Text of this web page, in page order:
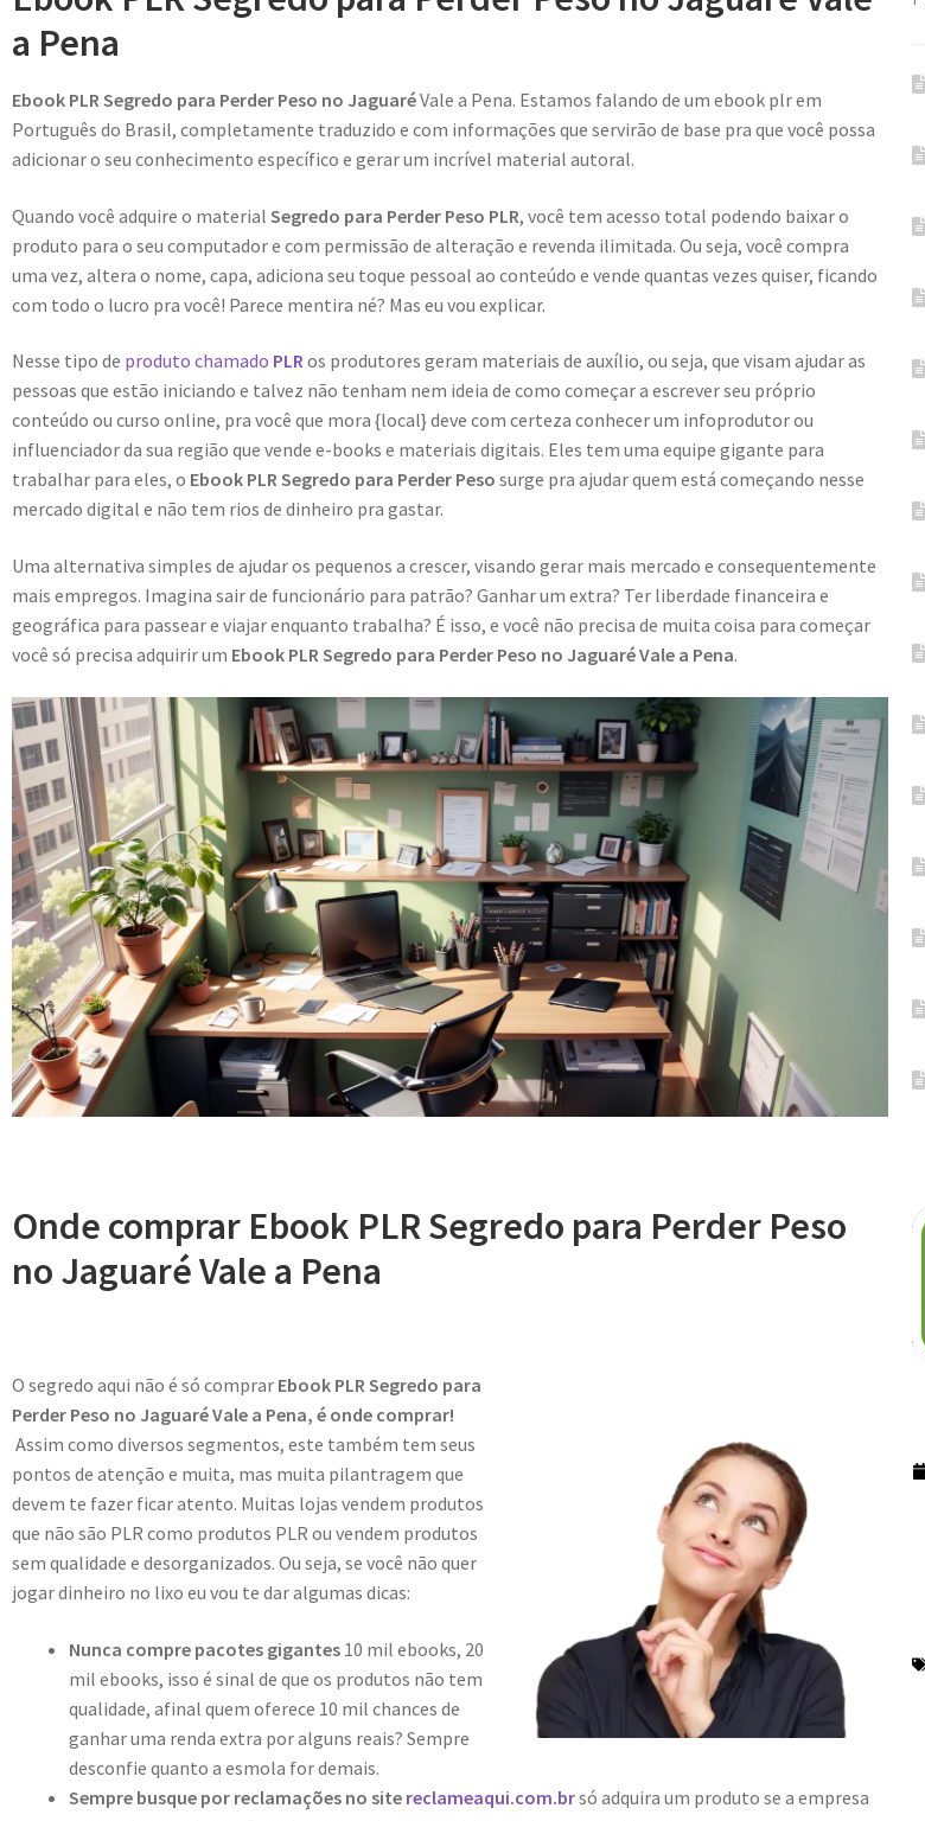
a Pena
Ebook PLR Segredo para Perder Peso no JaguaréVale a Pena. Estamos falando de um ebook plr em
Português do Brasil, completamente traduzido e com informações que servirão de base pra que você possa
adicionar o seu conhecimento específico e gerar um incrível material autoral.
Quando você adquire o material Segredo para Perder Peso PLR, você tem acesso total podendo baixar o
produto para o seu computador e com permissão de alteração e revenda ilimitada. Ou seja, você compra
uma vez, altera o nome, capa, adiciona seu toque pessoal ao conteúdo e vende quantas vezes quiser, ficando
com todo o lucro pra você! Parece mentira né? Mas eu vou explicar.
Nesse tipo de produto chamado PLRos produtores geram materiais de auxílio, ou seja, que visam ajudar as
pessoas que estão iniciando e talvez não tenham nem ideia de como começar a escrever seu próprio
conteúdo ou curso online, pra você que mora {local} deve com certeza conhecer um infoprodutor ou
influenciador da sua região que vende e-books e materiais digitais. Eles tem uma equipe gigante para
trabalhar para eles, o Ebook PLR Segredo para Perder Peso surge pra ajudar quem está começando nesse
mercado digital e não tem rios de dinheiro pra gastar.
Uma alternativa simples de ajudar os pequenos a crescer, visando gerar mais mercado e consequentemente
mais empregos. Imagina sair de funcionário para patrão? Ganhar um extra? Ter liberdade financeira e
geográfica para passear e viajar enquanto trabalha? É isso, e você não precisa de muita coisa para começar
você só precisa adquirir um Ebook PLR Segredo para Perder Peso no Jaguaré Vale a Pena.
Onde comprar Ebook PLR Segredo para Perder Peso
no Jaguaré Vale a Pena
O segredo aqui não é só comprar Ebook PLR Segredo para
Perder Peso no Jaguaré Vale a Pena, é onde comprar!
Assim como diversos segmentos, este também tem seus
pontos de atenção e muita, mas muita pilantragem que
devem te fazer ficar atento. Muitas lojas vendem produtos
que não são PLR como produtos PLR ou vendem produtos
sem qualidade e desorganizados. Ou seja, se você não quer
jogar dinheiro no lixo eu vou te dar algumas dicas:
Nunca compre pacotes gigantes 10 mil ebooks, 20
mil ebooks, isso é sinal de que os produtos não tem
qualidade, afinal quem oferece 10 mil chances de
ganhar uma renda extra por alguns reais? Sempre
desconfie quanto a esmola for demais.
Sempre busque por reclamações no site reclameaqui.com.brsó adquira um produto se a empresa